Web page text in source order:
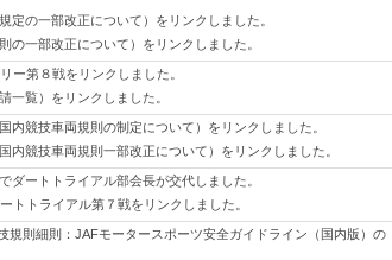
定の一部改正について）をリンクしました。
の一部改正について）をリンクしました。
ー第８戦をリンクしました。
一覧）をリンクしました。
内競技車両規則の制定について）をリンクしました。
内競技車両規則一部改正について）をリンクしました。
ダートトライアル部会長が交代しました。
トトライアル第７戦をリンクしました。
規則細則：JAFモータースポーツ安全ガイドライン（国内版）の